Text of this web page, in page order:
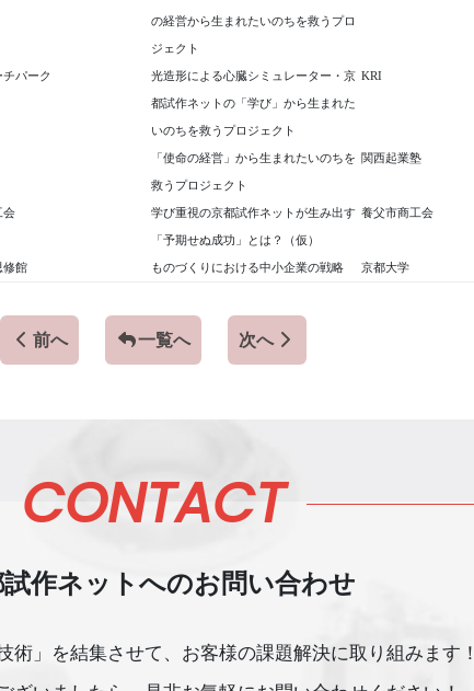
の経営から生まれたいのちを救うプロ
ジェクト
パーク 光造形による心臓シミュレーター・京
都試作ネットの「学び」から生まれた
いのちを救うプロジェクト
KRI
「使命の経営」から生まれたいのちを
救うプロジェクト
関西起業塾
会 学び重視の京都試作ネットが生み出す
「予期せぬ成功」とは？（仮）
養父市商工会
修館 ものづくりにおける中小企業の戦略 京都大学
前へ 一覧へ 次へ
CONTACT
試作ネットへのお問い合わせ
術」を結集させて、 お客様の課題解決に取り組みます！